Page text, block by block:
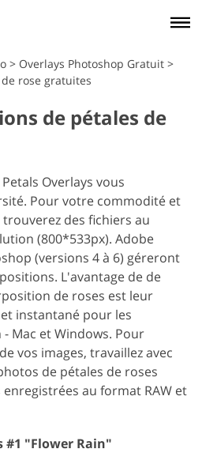
> Overlays Photoshop Gratuit >
rose gratuites
de pétales de
Overlays vous
Pour votre commodité et
des fichiers au
(800*533px). Adobe
(versions 4 à 6) géreront
L'avantage de de
de roses est leur
instantané pour les
Mac et Windows. Pour
vos images, travaillez avec
de pétales de roses
au format RAW et
#1 "Flower Rain"